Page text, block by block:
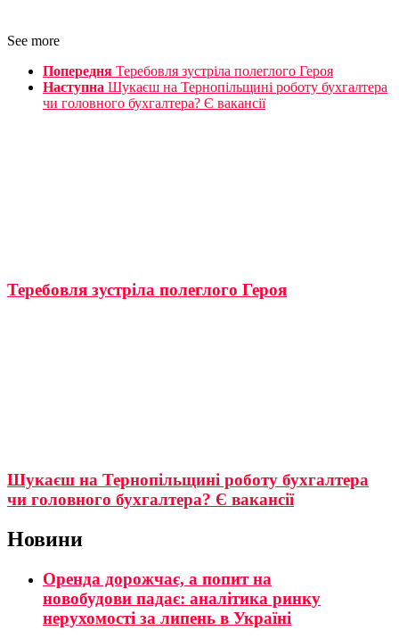
See more
Попередня Теребовля зустріла полеглого Героя
Наступна Шукаєш на Тернопільщині роботу бухгалтера
чи головного бухгалтера? Є вакансії
Теребовля зустріла полеглого Героя
Шукаєш на Тернопільщині роботу бухгалтера
чи головного бухгалтера? Є вакансії
Новини
Оренда дорожчає, а попит на
новобудови падає: аналітика ринку
нерухомості за липень в Україні